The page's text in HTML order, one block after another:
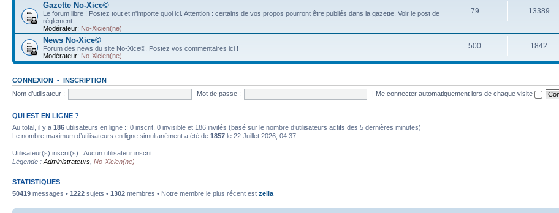
Gazette No-Xice©
Le forum libre ! Postez tout et n'importe quoi ici. Attention : certains de vos propos pourront être publiés dans la gazette. Voir le post de
règlement.
Modérateur: No-Xicien(ne)
79 13389
News No-Xice©
Forum des news du site No-Xice©. Postez vos commentaires ici !
Modérateur: No-Xicien(ne)
500 1842
CONNEXION • INSCRIPTION
Nom d’utilisateur :
Mot de passe : | Me connecter automatiquement lors de chaque visite
QUI EST EN LIGNE ?
Au total, il y a 186 utilisateurs en ligne :: 0 inscrit, 0 invisible et 186 invités (basé sur le nombre d’utilisateurs actifs des 5 dernières minutes)
Le nombre maximum d’utilisateurs en ligne simultanément a été de 1857 le 22 Juillet 2026, 04:37
Utilisateur(s) inscrit(s) : Aucun utilisateur inscrit
Légende : Administrateurs No-Xicien(ne)
STATISTIQUES
50419 messages • 1222 sujets • 1302 membres • Notre membre le plus récent est zelia